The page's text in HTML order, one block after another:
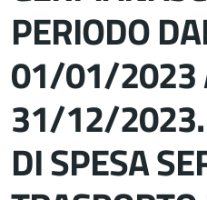
PERIODO
01/01/2023
31/12/2023.
DI SPESA